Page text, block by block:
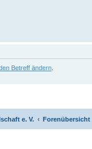
Betreff ändern
e. V. Forenübersicht